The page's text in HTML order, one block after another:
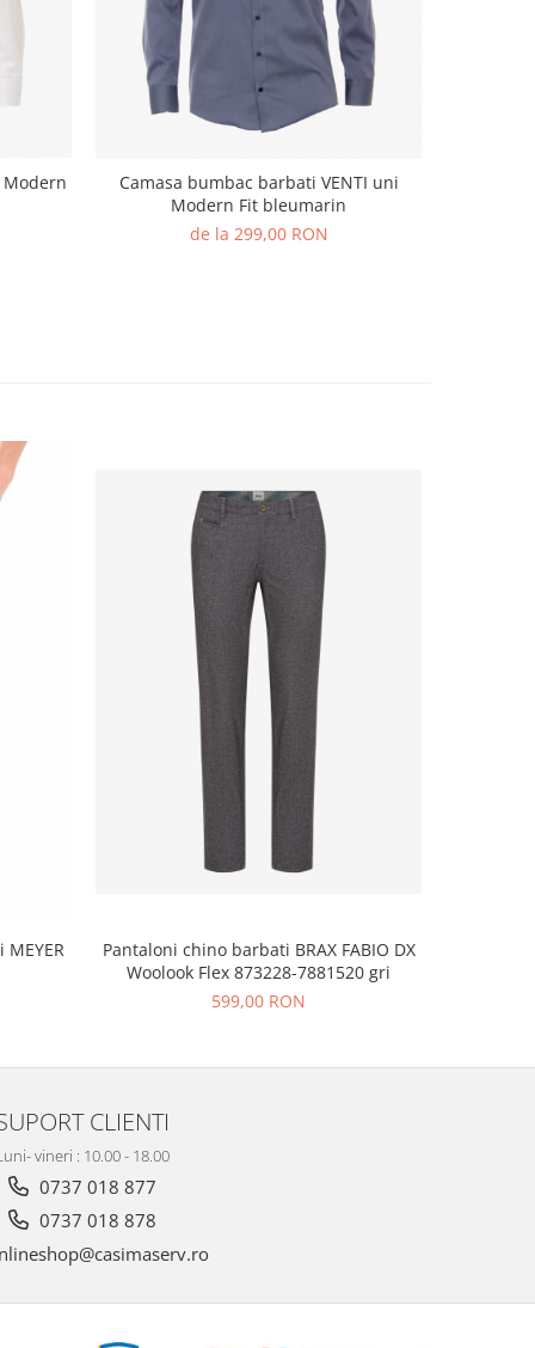
Modern
Camasa bumbac barbati VENTI uni
Modern Fit bleumarin
de la 299,00 RON
Pantaloni chino barbati BRAX FABIO DX
Woolook Flex 873228-7881520 gri
599,00 RON
CLIENTI
vineri : 10.00 - 18.00
0737 018 877
0737 018 878